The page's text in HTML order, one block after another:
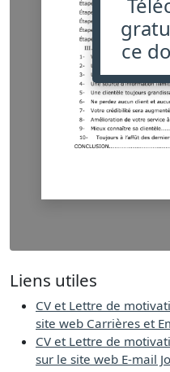
ce
Liens utiles
CV et Lettre de
site web Carrières et
CV et Lettre de
sur le site web E-mail